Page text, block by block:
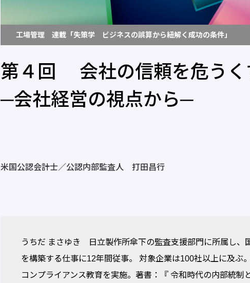
工場管理 連載「失策学 ビジネスの誤算から紐解く成功の条件」
第４回 会社の信頼を危う
─会社経営の視点から─
米国公認会計士／公認内部監査人 打田昌行
うちだ まさゆき 日立製作所傘下の監査支援部門に所属し、
を構築する仕事に12年間従事。 対象企業は100社以上に及ぶ
コンプライアンス教育を実施。著書：『 令和時代の内部統制